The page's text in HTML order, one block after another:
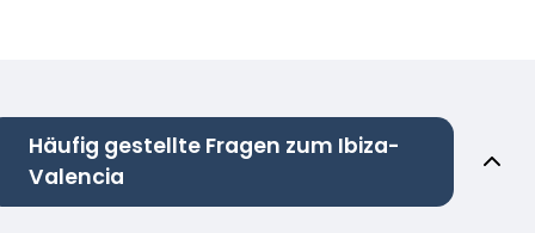
Häufig gestellte Fragen zum Ibiza-
Valencia